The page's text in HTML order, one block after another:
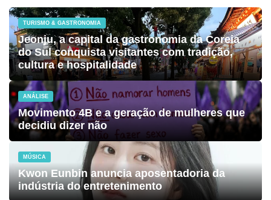
TURISMO & GASTRONOMIA
Jeonju, a capital da gastronomia da Coreia
do Sul conquista visitantes com tradição,
cultura e hospitalidade
ANÁLISE
Movimento 4B e a geração de mulheres que
decidiu dizer não
MÚSICA
Kwon Eunbin anuncia aposentadoria da
indústria do entretenimento